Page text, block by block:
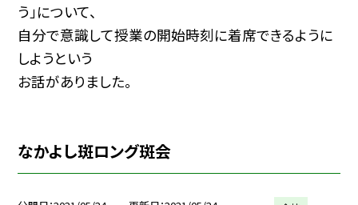
う」について、
自分で意識して授業の開始時刻に着席できるように
しようという
お話がありました。
なかよし斑ロング斑会